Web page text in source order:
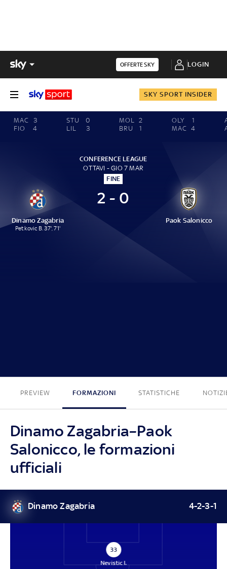
OFFERTE SKY LOGIN
SKY SPORT INSIDER
MAC
3
FIO
4
STU
0
LIL
3
MOL
2
BRU
1
OLY
1
MAC
4
CONFERENCE LEAGUE
OTTAVI - GIO 7 MAR
FINE
Dinamo Zagabria
Petkovic B. 37', 71'
2 - 0
Paok Salonicco
PREVIEW FORMAZIONI STATISTICHE
Dinamo Zagabria–Paok
Salonicco, le formazioni
ufficiali
Dinamo Zagabria 4-2-3-1
33
Nevistic I.